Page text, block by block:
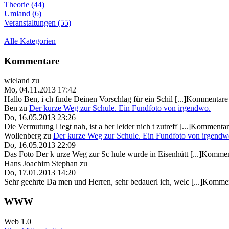
Theorie (44)
Umland (6)
Veranstaltungen (55)
Alle Kategorien
Kommentare
wieland zu
Mo, 04.11.2013 17:42
Hallo Ben, i ch finde Deinen Vorschlag für ein Schil
Ben zu Der kurze Weg zur Schule. Ein Fundfoto von irgendwo.
Do, 16.05.2013 23:26
Die Vermutung l iegt nah, ist a ber leider nich t zutreff
Wollenberg zu Der kurze Weg zur Schule. Ein Fundfoto von
Do, 16.05.2013 22:09
Das Foto Der k urze Weg zur Sc hule wurde in Eisenhütt
Hans Joachim Stephan zu
Do, 17.01.2013 14:20
Sehr geehrte Da men und Herren, sehr bedauerl ich, welc
WWW
Web 1.0